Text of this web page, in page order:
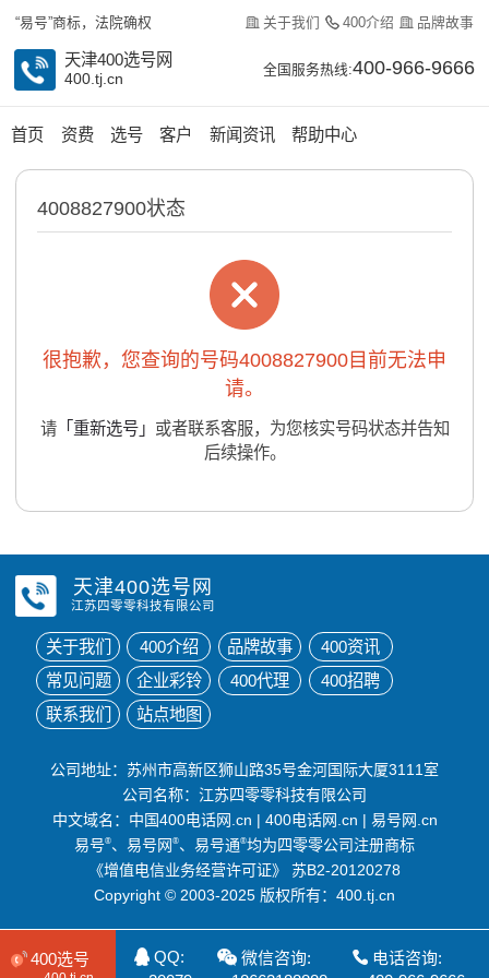
“易号”商标，法院确权 关于我们 400介绍 品牌故事
天津400选号网
400.tj.cn
全国服务热线:400-966-9666
首页 资费 选号 客户 新闻资讯 帮助中心
4008827900状态
很抱歉，您查询的号码4008827900目前无法申
请。
请「重新选号」 或者联系客服，为您核实号码状态并告知
后续操作。
天津400选号网
江苏四零零科技有限公司
关于我们 400介绍 品牌故事
400资讯
常见问题
企业彩铃 400代理
400招聘
联系我们
站点地图
公司地址：苏州市高新区狮山路35号金河国际大厦3111室
公司名称：江苏四零零科技有限公司
中文域名： 中国400电话网.cn | 400电话网.cn | 易号网.cn
易号®、易号网®、易号通®均为四零零公司注册商标
《增值电信业务经营许可证》
苏B2-20120278
Copyright © 2003-2025 版权所有：400.tj.cn
400选号
QQ:
微信咨询:
电话咨询: